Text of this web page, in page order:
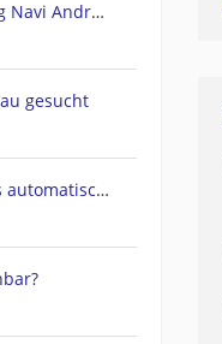
POIbase Navi / Camping Navi Android App
gesucht
Navi geht am Polarkreis automatisch in Nachtmodus